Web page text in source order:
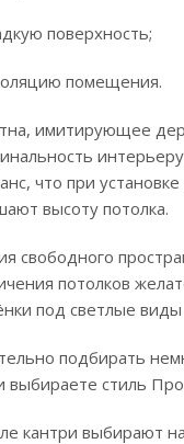
поверхность;
помещения.
имитирующее
что при установке
высоту потолка.
свободного
потолков
под светлые
подбирать
выбираете стиль
кантри выбирают